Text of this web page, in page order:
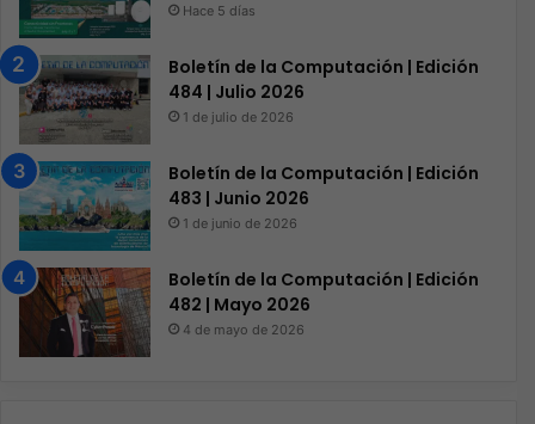
Hace 5 días
Boletín de la Computación | Edición
484 | Julio 2026
1 de julio de 2026
Boletín de la Computación | Edición
483 | Junio 2026
1 de junio de 2026
Boletín de la Computación | Edición
482 | Mayo 2026
4 de mayo de 2026